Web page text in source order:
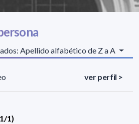
Apellido alfabético de Z a A
ver perfil >
1)